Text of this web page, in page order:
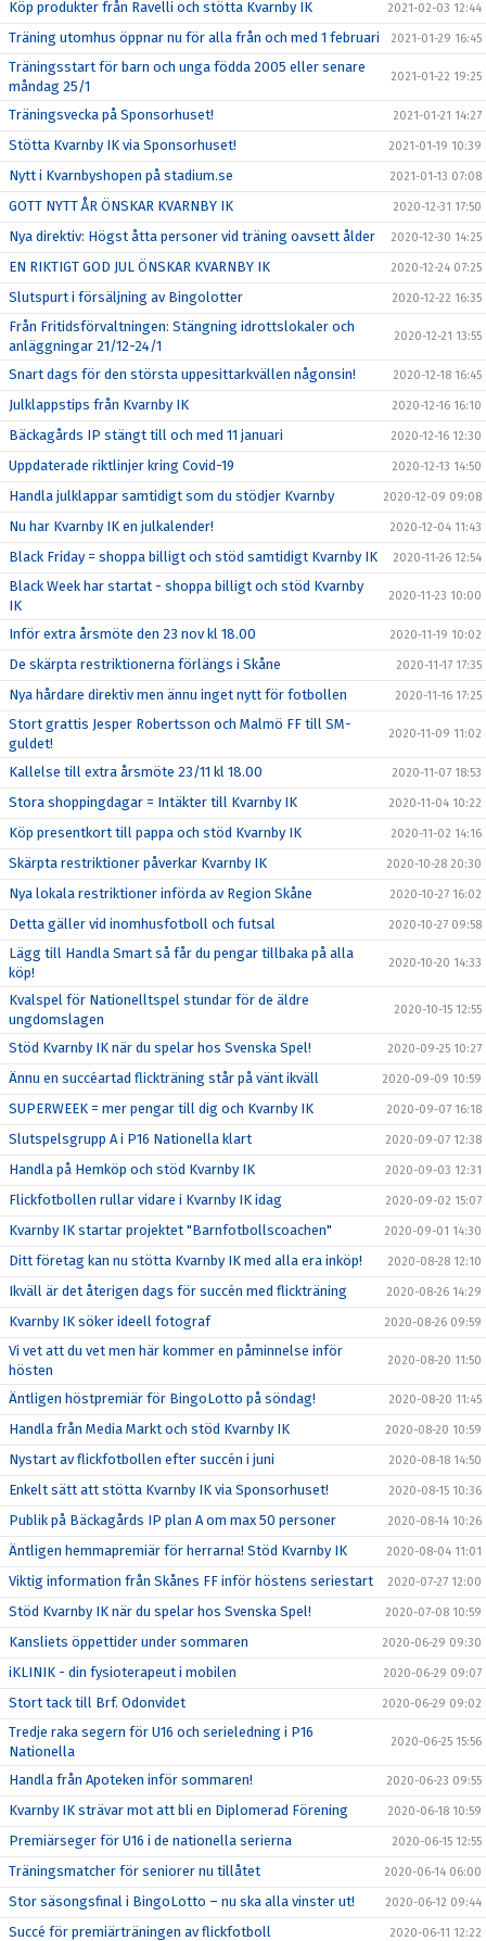
Köp produkter från Ravelli och stötta Kvarnby IK 2021-02-03 12:44
Träning utomhus öppnar nu för alla från och med 1 februari 2021-01-29 16:45
Träningsstart för barn och unga födda 2005 eller senare
måndag 25/1
2021-01-22 19:25
Träningsvecka på Sponsorhuset! 2021-01-21 14:27
Stötta Kvarnby IK via Sponsorhuset! 2021-01-19 10:39
Nytt i Kvarnbyshopen på stadium.se 2021-01-13 07:08
GOTT NYTT ÅR ÖNSKAR KVARNBY IK 2020-12-31 17:50
Nya direktiv: Högst åtta personer vid träning oavsett ålder 2020-12-30 14:25
EN RIKTIGT GOD JUL ÖNSKAR KVARNBY IK 2020-12-24 07:25
Slutspurt i försäljning av Bingolotter 2020-12-22 16:35
Från Fritidsförvaltningen: Stängning idrottslokaler och
anläggningar 21/12-24/1
2020-12-21 13:55
Snart dags för den största uppesittarkvällen någonsin! 2020-12-18 16:45
Julklappstips från Kvarnby IK 2020-12-16 16:10
Bäckagårds IP stängt till och med 11 januari 2020-12-16 12:30
Uppdaterade riktlinjer kring Covid-19 2020-12-13 14:50
Handla julklappar samtidigt som du stödjer Kvarnby 2020-12-09 09:08
Nu har Kvarnby IK en julkalender! 2020-12-04 11:43
Black Friday = shoppa billigt och stöd samtidigt Kvarnby IK 2020-11-26 12:54
Black Week har startat - shoppa billigt och stöd Kvarnby
IK
2020-11-23 10:00
Inför extra årsmöte den 23 nov kl 18.00 2020-11-19 10:02
De skärpta restriktionerna förlängs i Skåne 2020-11-17 17:35
Nya hårdare direktiv men ännu inget nytt för fotbollen 2020-11-16 17:25
Stort grattis Jesper Robertsson och Malmö FF till SM-
guldet!
2020-11-09 11:02
Kallelse till extra årsmöte 23/11 kl 18.00 2020-11-07 18:53
Stora shoppingdagar = Intäkter till Kvarnby IK 2020-11-04 10:22
Köp presentkort till pappa och stöd Kvarnby IK 2020-11-02 14:16
Skärpta restriktioner påverkar Kvarnby IK 2020-10-28 20:30
Nya lokala restriktioner införda av Region Skåne 2020-10-27 16:02
Detta gäller vid inomhusfotboll och futsal 2020-10-27 09:58
Lägg till Handla Smart så får du pengar tillbaka på alla
köp!
2020-10-20 14:33
Kvalspel för Nationelltspel stundar för de äldre
ungdomslagen
2020-10-15 12:55
Stöd Kvarnby IK när du spelar hos Svenska Spel! 2020-09-25 10:27
Ännu en succéartad flickträning står på vänt ikväll 2020-09-09 10:59
SUPERWEEK = mer pengar till dig och Kvarnby IK 2020-09-07 16:18
Slutspelsgrupp A i P16 Nationella klart 2020-09-07 12:38
Handla på Hemköp och stöd Kvarnby IK 2020-09-03 12:31
Flickfotbollen rullar vidare i Kvarnby IK idag 2020-09-02 15:07
Kvarnby IK startar projektet "Barnfotbollscoachen" 2020-09-01 14:30
Ditt företag kan nu stötta Kvarnby IK med alla era inköp! 2020-08-28 12:10
Ikväll är det återigen dags för succén med flickträning 2020-08-26 14:29
Kvarnby IK söker ideell fotograf 2020-08-26 09:59
Vi vet att du vet men här kommer en påminnelse inför
hösten
2020-08-20 11:50
Äntligen höstpremiär för BingoLotto på söndag! 2020-08-20 11:45
Handla från Media Markt och stöd Kvarnby IK 2020-08-20 10:59
Nystart av flickfotbollen efter succén i juni 2020-08-18 14:50
Enkelt sätt att stötta Kvarnby IK via Sponsorhuset! 2020-08-15 10:36
Publik på Bäckagårds IP plan A om max 50 personer 2020-08-14 10:26
Äntligen hemmapremiär för herrarna! Stöd Kvarnby IK 2020-08-04 11:01
Viktig information från Skånes FF inför höstens seriestart 2020-07-27 12:00
Stöd Kvarnby IK när du spelar hos Svenska Spel! 2020-07-08 10:59
Kansliets öppettider under sommaren 2020-06-29 09:30
iKLINIK - din fysioterapeut i mobilen 2020-06-29 09:07
Stort tack till Brf. Odonvidet 2020-06-29 09:02
Tredje raka segern för U16 och serieledning i P16
Nationella
2020-06-25 15:56
Handla från Apoteken inför sommaren! 2020-06-23 09:55
Kvarnby IK strävar mot att bli en Diplomerad Förening 2020-06-18 10:59
Premiärseger för U16 i de nationella serierna 2020-06-15 12:55
Träningsmatcher för seniorer nu tillåtet 2020-06-14 06:00
Stor säsongsfinal i BingoLotto – nu ska alla vinster ut! 2020-06-12 09:44
Succé för premiärträningen av flickfotboll 2020-06-11 12:22